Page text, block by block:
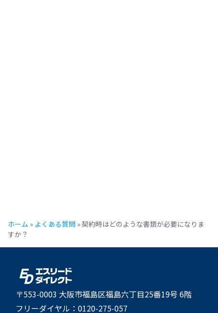
ホーム » よくある質問 »契約時はどのような書類が必要になりま
すか？
〒553-0003 大阪市福島区福島六丁目25番19号 6階
フリーダイヤル：0120-275-057